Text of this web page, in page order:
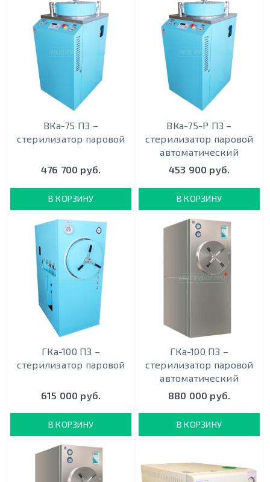
ВКа-75 ПЗ –
стерилизатор паровой
476 700 руб.
В КОРЗИНУ
ВКа-75-Р ПЗ –
стерилизатор паровой
автоматический
453 900 руб.
В КОРЗИНУ
ГКа-100 ПЗ –
стерилизатор паровой
615 000 руб.
В КОРЗИНУ
ГКа-100 ПЗ –
стерилизатор паровой
автоматический
880 000 руб.
В КОРЗИНУ